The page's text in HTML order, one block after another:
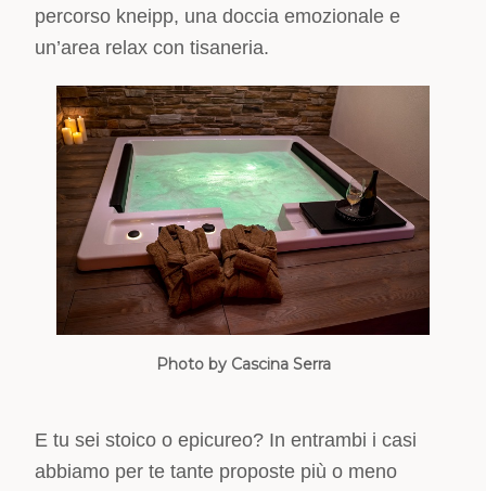
percorso kneipp, una doccia emozionale e
un’area relax con tisaneria.
Photo by Cascina Serra
E tu sei stoico o epicureo? In entrambi i casi
abbiamo per te tante proposte più o meno